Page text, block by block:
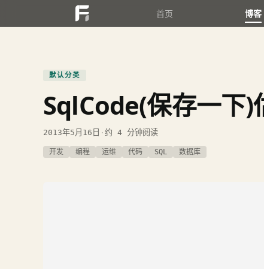
首页 博客
默认分类
SqlCode(保存一下
2013年5月16日 · 约 4 分钟阅读
开发 编程 运维 代码 SQL 数据库